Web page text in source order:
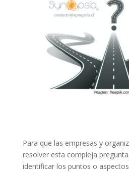
Para que las empresas y
resolver esta compleja
identificar los puntos o